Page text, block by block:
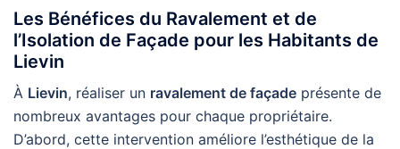
Les Bénéfices du Ravalement et de
l’Isolation de Façade pour les Habitants de
Lievin
À Lievin, réaliser un ravalement de façade présente de
nombreux avantages pour chaque propriétaire.
D’abord, cette intervention améliore l’esthétique de la